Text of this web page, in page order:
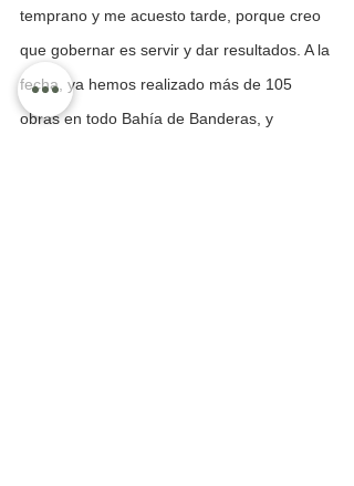
temprano y me acuesto tarde, porque creo
que gobernar es servir y dar resultados. A la
fecha, ya hemos realizado más de 105
obras en todo Bahía de Banderas, y